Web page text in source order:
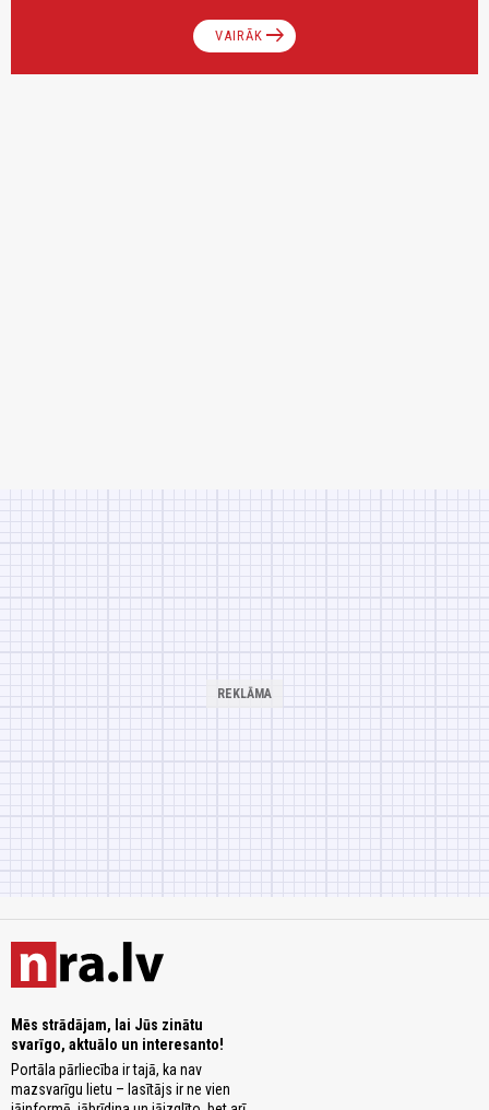
VAIRĀK arrow_right_alt
Mēs strādājam, lai Jūs zinātu
svarīgo, aktuālo un interesanto!
Portāla pārliecība ir tajā, ka nav
mazsvarīgu lietu – lasītājs ir ne vien